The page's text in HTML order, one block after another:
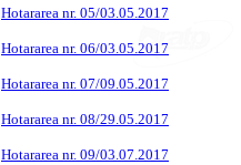
Hotararea nr. 05/03.05.2017
Hotararea nr. 06/03.05.2017
Hotararea nr. 07/09.05.2017
Hotararea nr. 08/29.05.2017
Hotararea nr. 09/03.07.2017